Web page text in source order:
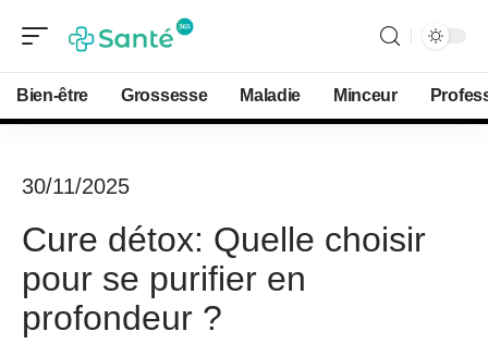
Bien-être Grossesse Maladie Minceur
30/11/2025
Cure détox: Quelle choisir
pour se purifier en
profondeur ?